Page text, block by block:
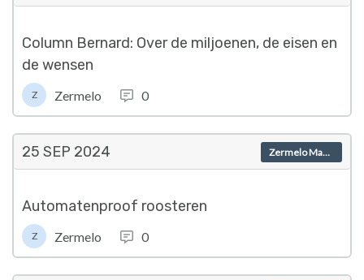
Column Bernard: Over de miljoenen, de eisen en
de wensen
Z Zermelo 0
25 SEP 2024
Automatenproof roosteren
Z Zermelo 0
Zermelo Magazine